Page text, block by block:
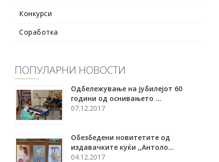
Конкурси
Соработка
ПОПУЛАРНИ НОВОСТИ
Oдбележување на јубилејот 60
години од оснивањето ...
07.12.2017
Обезбедени новитетите од
издавачките куќи ,,Антоло...
04.12.2017